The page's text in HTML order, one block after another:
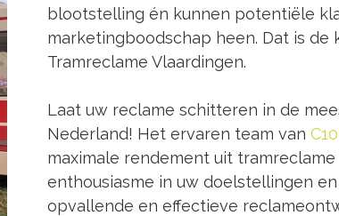
blootstelling én kunnen potentiële
marketingboodschap heen. Dat is de
Tramreclame Vlaardingen.
Laat uw reclame schitteren in de
Nederland! Het ervaren team van
maximale rendement uit
enthousiasme in uw doelstellingen
opvallende en effectieve